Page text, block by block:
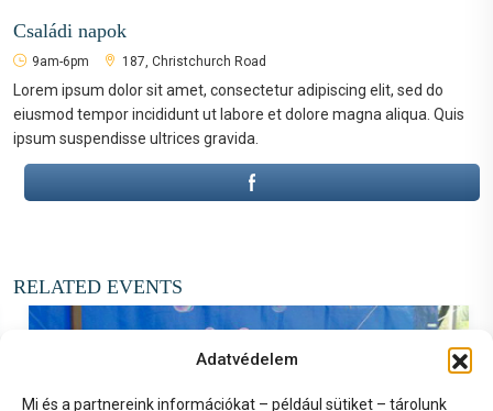
Adatvédelem
Mi és a partnereink információkat – például sütiket – tárolunk
Családi napok
9am-6pm 187, Christchurch Road
Lorem ipsum dolor sit amet, consectetur adipiscing elit, sed do
eiusmod tempor incididunt ut labore et dolore magna aliqua. Quis
ipsum suspendisse ultrices gravida.
RELATED EVENTS